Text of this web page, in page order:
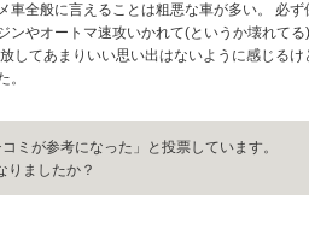
車全般に言えることは粗悪な車が多い。 必
ンやオートマ速攻いかれて(というか壊れて
してあまりいい思い出はないように感じる
。
ミが参考になった」と投票しています。
りましたか？